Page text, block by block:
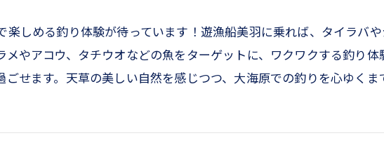
楽しめる釣り体験が待っています！遊漁船美羽に乗れば、タイラバ
メやアコウ、タチウオなどの魚をターゲットに、ワクワクする釣り
せます。天草の美しい自然を感じつつ、大海原での釣りを心ゆくま